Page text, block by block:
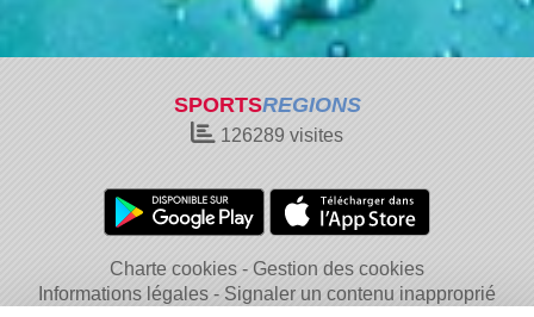
SPORTSREGIONS
126289 visites
Charte cookies
Gestion des cookies
Informations légales
Signaler un contenu inapproprié